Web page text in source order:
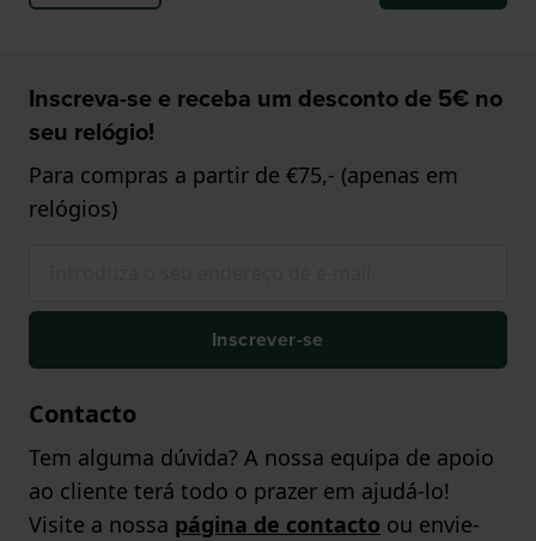
Inscreva-se e receba um desconto de 5€ no
seu relógio!
Para compras a partir de €75,- (apenas em
relógios)
Inscrever-se
Contacto
Tem alguma dúvida? A nossa equipa de apoio
ao cliente terá todo o prazer em ajudá-lo!
Visite a nossa página de contacto ou envie-